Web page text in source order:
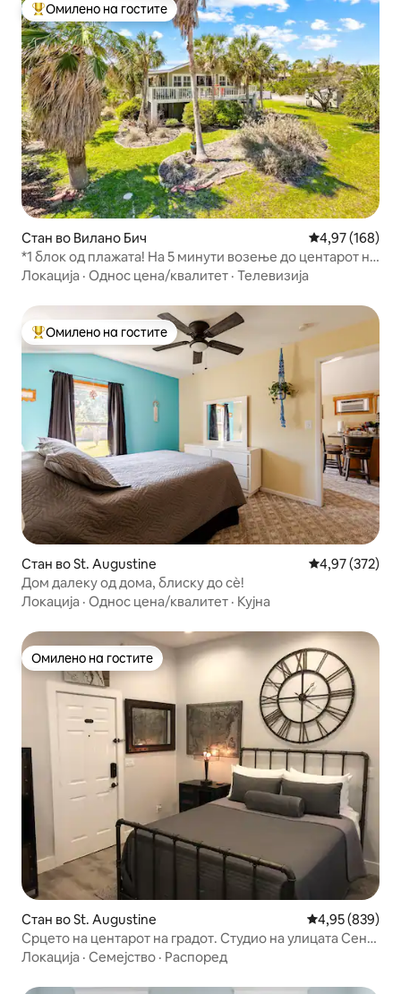
Меѓу најуспешните „Омилени на гостите“
Омилено на гостите
Стан во Вилано Бич Просечна
4,97 (168)
*1 блок од плажата! На 5 минути возење до центарот на
градот *
Локација · Однос цена/квалитет · Телевизија
Меѓу најуспешните „Омилени на гостите“
Омилено на гостите
Стан во St. Augustine Просечна
4,97 (372)
Дом далеку од дома, блиску до сѐ!
Локација · Однос цена/квалитет · Кујна
Омилено на гостите
Омилено на гостите
Стан во St. Augustine Просечна
4,95 (839)
Срцето на центарот на градот. Студио на улицата Сент
Џорџ
Локација · Семејство · Распоред